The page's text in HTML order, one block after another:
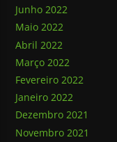
Junho 2022
Maio 2022
Abril 2022
Março 2022
Fevereiro 2022
Janeiro 2022
Dezembro 2021
Novembro 2021